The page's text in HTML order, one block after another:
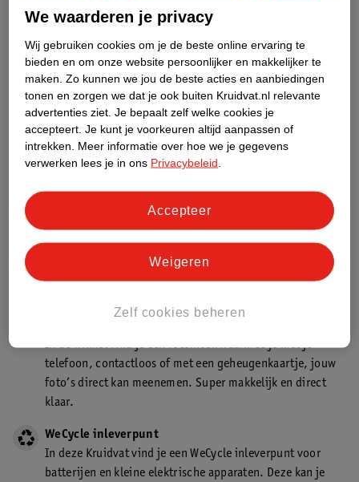
gezondheidsvraag ook is, stel hem aan
Stel je gezondheidsvraag
Ook in deze winkel
Kruidvat.nl ophaalpunt
Laat je bestelling snel en gemakkelijk bezorgen in de
Kruidvat is een gecertificeerd drogist. Dit betekent dat je
In de winkel vind je een fotokiosk waarmee je met je
telefoon, contactloos of met een geheugenkaartje, jouw
foto’s direct kan meenemen. Super makkelijk en direct
klaar.
WeCycle inleverpunt
In deze Kruidvat vind je een WeCycle inleverpunt voor
batterijen en kleine elektrische apparaten. Deze kan je
We waarderen je privacy
Wij gebruiken cookies om je de beste online ervaring te
bieden en om onze website persoonlijker en makkelijker te
maken. Zo kunnen we jou de beste acties en aanbiedingen
tonen en zorgen we dat je ook buiten Kruidvat.nl relevante
advertenties ziet. Je bepaalt zelf welke cookies je
accepteert. Je kunt je voorkeuren altijd aanpassen of
intrekken.
Meer informatie over hoe we je gegevens
verwerken lees je in ons Privacybeleid
Zelf cookies beheren
Weigeren
Accepteer